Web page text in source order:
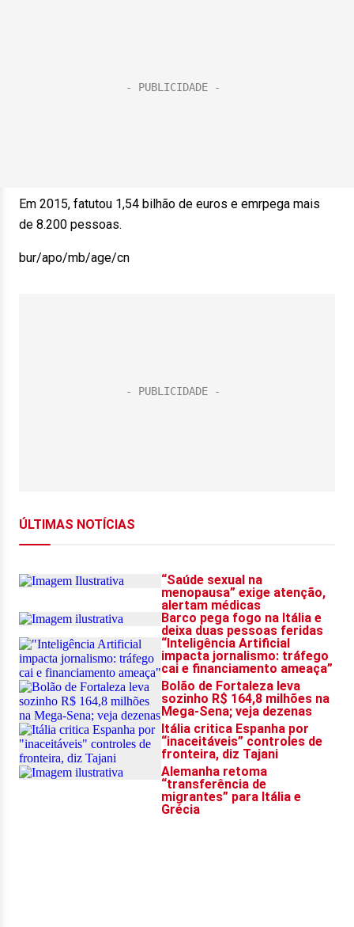
Em 2015, fatutou 1,54 bilhão de euros e emrpega mais
de 8.200 pessoas.
bur/apo/mb/age/cn